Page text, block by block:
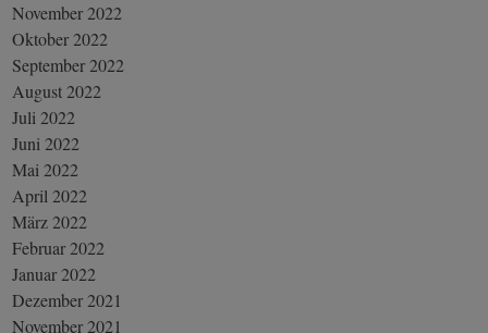
November 2022
Oktober 2022
September 2022
August 2022
Juli 2022
Juni 2022
Mai 2022
April 2022
März 2022
Februar 2022
Januar 2022
Dezember 2021
November 2021